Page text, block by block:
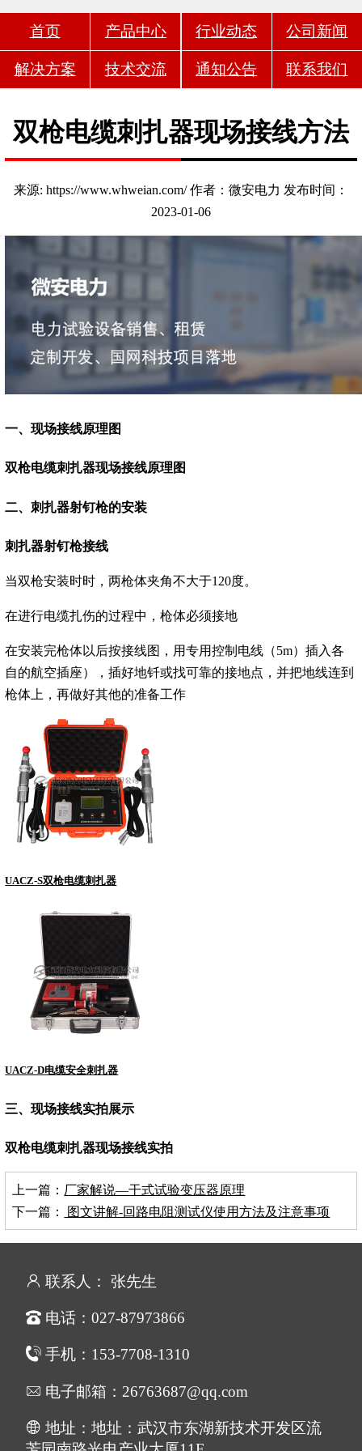
首页 产品中心 行业动态 公司新闻
解决方案 技术交流 通知公告 联系我们
双枪电缆刺扎器现场接线方法
来源: https://www.whweian.com/ 作者：微安电力 发布时间：
2023-01-06
一、现场接线原理图
双枪电缆刺扎器现场接线原理图
二、刺扎器射钉枪的安装
刺扎器射钉枪接线
当双枪安装时时，两枪体夹角不大于120度。
在进行电缆扎伤的过程中，枪体必须接地
在安装完枪体以后按接线图，用专用控制电线（5m）插入各
自的航空插座），插好地钎或找可靠的接地点，并把地线连到
枪体上，再做好其他的准备工作
UACZ-S双枪电缆刺扎器
UACZ-D电缆安全刺扎器
三、现场接线实拍展示
双枪电缆刺扎器现场接线实拍
上一篇： 厂家解说—干式试验变压器原理
下一篇：
图文讲解-回路电阻测试仪使用方法及注意事项
联系人： 张先生
电话：027-87973866
手机：153-7708-1310
电子邮箱：26763687@qq.com
地址：地址：武汉市东湖新技术开发区流